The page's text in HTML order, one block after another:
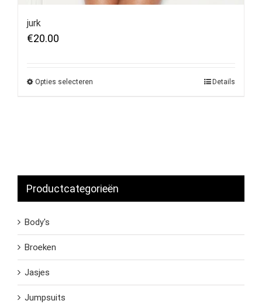
jurk
€20.00
Opties selecteren Details
Productcategorieën
Body's
Broeken
Jasjes
Jumpsuits